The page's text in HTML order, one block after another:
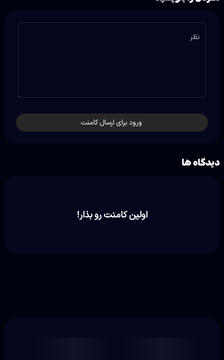
نظر
ورود برای ارسال کامنت
دیدگاه ها
اولین کامنت رو بذار!